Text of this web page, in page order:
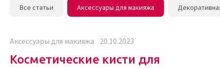
Все статьи Аксессуары для макияжа
Аксессуары для макияжа 20.10.2023
Косметические кисти для